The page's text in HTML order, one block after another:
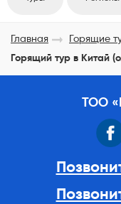
Главная
Горящие
Горящий тур в Китай
ТОО